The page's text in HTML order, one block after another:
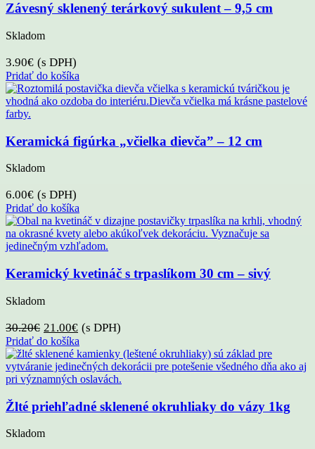
Závesný sklenený terárkový sukulent – 9,5 cm
Skladom
3.90€ (s DPH)
Pridať do košíka
Keramická figúrka „včielka dievča” – 12 cm
Skladom
6.00€ (s DPH)
Pridať do košíka
Keramický kvetináč s trpaslíkom 30 cm – sivý
Skladom
30.20€ Pôvodná
cena
bola:
30.20€.
21.00€Aktuálna
cena
je:
21.00€.
(s DPH)
Pridať do košíka
Žlté priehľadné sklenené okruhliaky do vázy 1kg
Skladom